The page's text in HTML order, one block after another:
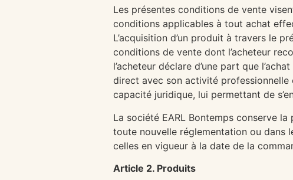
Les présentes conditions de vente
conditions applicables à tout achat
L’acquisition d’un produit à travers le
conditions de vente dont l’acheteur
l’acheteur déclare d’une part que
direct avec son activité
capacité juridique, lui permettant de
La société EARL Bontemps conserve
toute nouvelle réglementation ou dans
celles en vigueur à la date de la
Article 2. Produits